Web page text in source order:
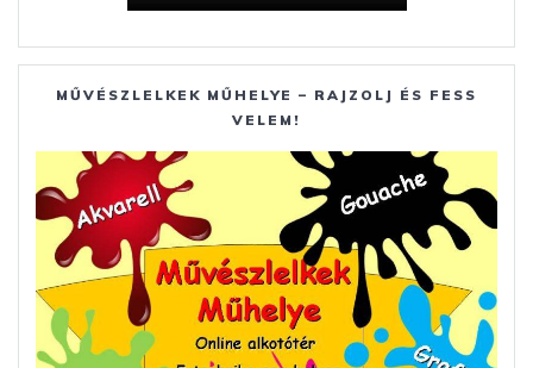
MŰVÉSZLELKEK MŰHELYE – RAJZOLJ ÉS FESS
VELEM!